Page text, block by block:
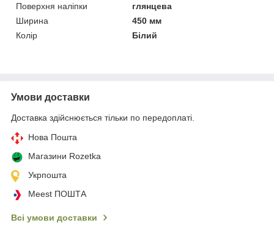
Поверхня наліпки
глянцева
Ширина
450 мм
Колір
Білий
Умови доставки
Доставка здійснюється тільки по передоплаті.
Нова Пошта
Магазини Rozetka
Укрпошта
Meest ПОШТА
Всі умови доставки